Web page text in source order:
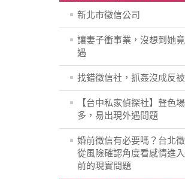
新北市徵信公司
讓妻子衝事業，沒想到她
遇
找錯徵信社，抓姦沒成反
【台中私家偵探社】聲色
多，易出現外遇問題
婚前徵信有必要嗎？台北
從風險確認角度看感情進
前的現實問題